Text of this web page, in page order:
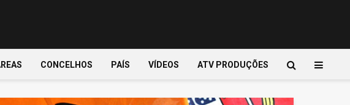
CONCELHOS PAÍS VÍDEOS ATV PRODUÇÕES